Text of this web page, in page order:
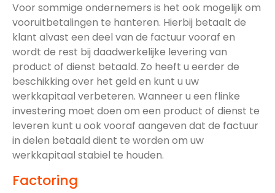
Voor sommige ondernemers is het ook mogelijk om
vooruitbetalingen te hanteren. Hierbij betaalt de
klant alvast een deel van de factuur vooraf en
wordt de rest bij daadwerkelijke levering van
product of dienst betaald. Zo heeft u eerder de
beschikking over het geld en kunt u uw
werkkapitaal verbeteren. Wanneer u een flinke
investering moet doen om een product of dienst te
leveren kunt u ook vooraf aangeven dat de factuur
in delen betaald dient te worden om uw
werkkapitaal stabiel te houden.
Factoring